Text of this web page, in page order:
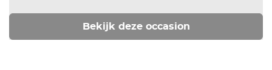
Bekijk deze occasion